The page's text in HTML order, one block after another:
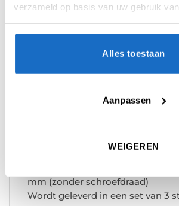
verzameld op basis van uw gebruik
Alles toestaan
Aanpassen
WEIGEREN
om zijn robuuste contact, heeft
flight-ontwerp van slechts 0,4
veerachtige flexibiliteit. Zelfs als
vingers buigt, keert hij terug naar
perfecte hoek van 90 graden.
mm (zonder schroefdraad)
Wordt geleverd in een set van 3